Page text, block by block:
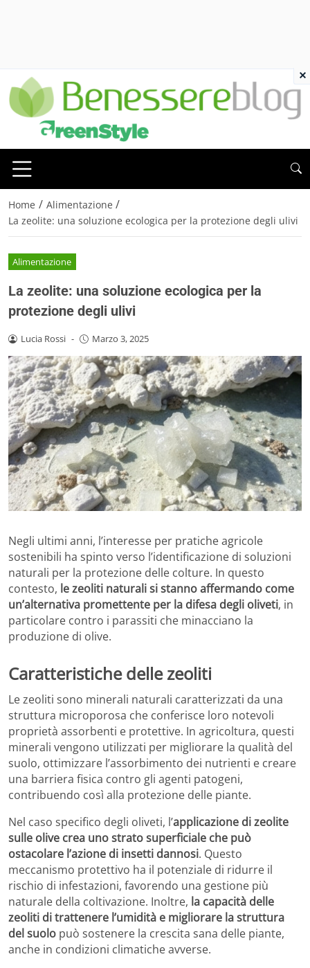
Home / Alimentazione /
La zeolite: una soluzione ecologica per la protezione degli ulivi
Alimentazione
La zeolite: una soluzione ecologica per la
protezione degli ulivi
Lucia Rossi - Marzo 3, 2025
Negli ultimi anni, l’interesse per pratiche agricole
sostenibili ha spinto verso l’identificazione di soluzioni
naturali per la protezione delle colture. In questo
contesto, le zeoliti naturali si stanno affermando come
un’alternativa promettente per la difesa degli oliveti, in
particolare contro i parassiti che minacciano la
produzione di olive.
Caratteristiche delle zeoliti
Le zeoliti sono minerali naturali caratterizzati da una
struttura microporosa che conferisce loro notevoli
proprietà assorbenti e protettive. In agricoltura, questi
minerali vengono utilizzati per migliorare la qualità del
suolo, ottimizzare l’assorbimento dei nutrienti e creare
una barriera fisica contro gli agenti patogeni,
contribuendo così alla protezione delle piante.
Nel caso specifico degli oliveti, l’applicazione di zeolite
sulle olive crea uno strato superficiale che può
ostacolare l’azione di insetti dannosi. Questo
meccanismo protettivo ha il potenziale di ridurre il
rischio di infestazioni, favorendo una gestione più
naturale della coltivazione. Inoltre, la capacità delle
zeoliti di trattenere l’umidità e migliorare la struttura
del suolo può sostenere la crescita sana delle piante,
anche in condizioni climatiche avverse.
×